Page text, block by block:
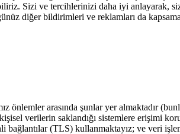
Sizi ve tercihlerinizi daha iyi anlayarak,
diğer bildirimleri ve reklamları da
arasında şunlar yer almaktadır
verilerin saklandığı sistemlere erişimi
(TLS) kullanmaktayız; ve veri